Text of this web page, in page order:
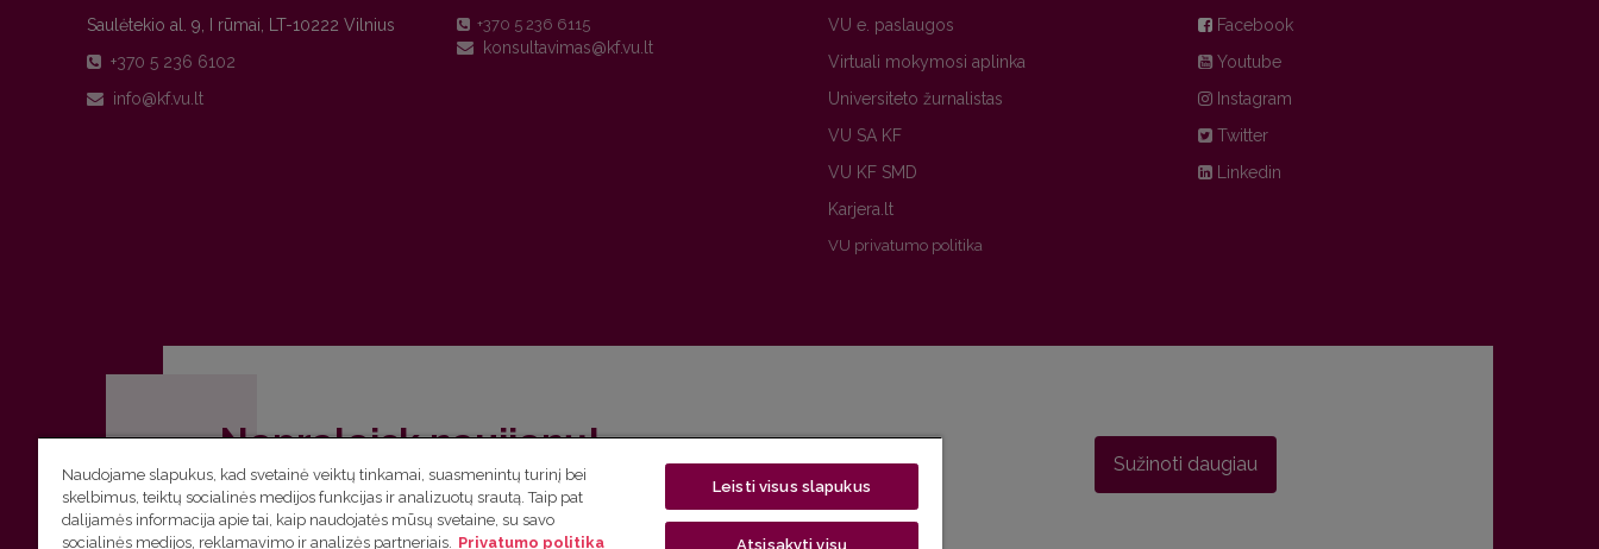
Saulėtekio al. 9, I rūmai, LT-10222 Vilnius
+370 5 236 6102
+370 5 236 6115
VU e. paslaugos
Virtuali mokymosi aplinka
Universiteto žurnalistas
VU SA KF
VU KF SMD
Karjera.lt
VU privatumo politika
Facebook
Youtube
Instagram
Twitter
Linkedin
Nepraleisk naujienų!
Užsiprenumeruok Komunikacijos fakulteto naujienlaiškį ir sužinok aktualijas pirmas!
Sužinoti daugiau
Naudojame slapukus, kad svetainė veiktų tinkamai, suasmenintų turinį bei
skelbimus, teiktų socialinės medijos funkcijas ir analizuotų srautą. Taip pat
dalijamės informacija apie tai, kaip naudojatės mūsų svetaine, su savo
socialinės medijos, reklamavimo ir analizės partneriais. Privatumo politika
Leisti visus slapukus
Atsisakyti visų